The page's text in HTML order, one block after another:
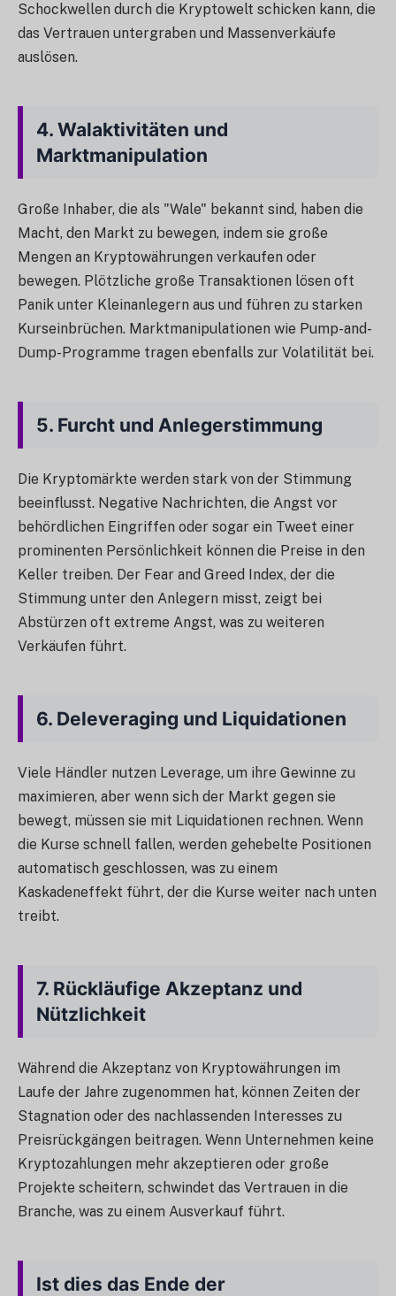
Schockwellen durch die Kryptowelt schicken kann, die
das Vertrauen untergraben und Massenverkäufe
auslösen.
4. Walaktivitäten und
Marktmanipulation
Große Inhaber, die als "Wale" bekannt sind, haben die
Macht, den Markt zu bewegen, indem sie große
Mengen an Kryptowährungen verkaufen oder
bewegen. Plötzliche große Transaktionen lösen oft
Panik unter Kleinanlegern aus und führen zu starken
Kurseinbrüchen. Marktmanipulationen wie Pump-and-
Dump-Programme tragen ebenfalls zur Volatilität bei.
5. Furcht und Anlegerstimmung
Die Kryptomärkte werden stark von der Stimmung
beeinflusst. Negative Nachrichten, die Angst vor
behördlichen Eingriffen oder sogar ein Tweet einer
prominenten Persönlichkeit können die Preise in den
Keller treiben. Der Fear and Greed Index, der die
Stimmung unter den Anlegern misst, zeigt bei
Abstürzen oft extreme Angst, was zu weiteren
Verkäufen führt.
6. Deleveraging und Liquidationen
Viele Händler nutzen Leverage, um ihre Gewinne zu
maximieren, aber wenn sich der Markt gegen sie
bewegt, müssen sie mit Liquidationen rechnen. Wenn
die Kurse schnell fallen, werden gehebelte Positionen
automatisch geschlossen, was zu einem
Kaskadeneffekt führt, der die Kurse weiter nach unten
treibt.
7. Rückläufige Akzeptanz und
Nützlichkeit
Während die Akzeptanz von Kryptowährungen im
Laufe der Jahre zugenommen hat, können Zeiten der
Stagnation oder des nachlassenden Interesses zu
Preisrückgängen beitragen. Wenn Unternehmen keine
Kryptozahlungen mehr akzeptieren oder große
Projekte scheitern, schwindet das Vertrauen in die
Branche, was zu einem Ausverkauf führt.
Ist dies das Ende der